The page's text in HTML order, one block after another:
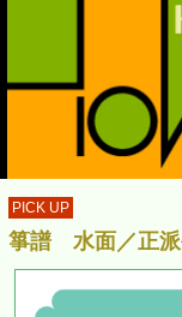
PICK UP
箏譜 水面／正派